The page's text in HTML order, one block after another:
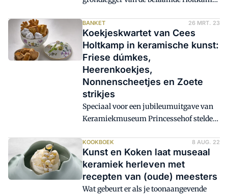
Holtkamp bij, omdat voor de verwerking
zijn.
patisserie in Nederland. Cees Holtkamp
is het allemaal. Afgelopen weekeinde
ontving hij, precies 55 jaar na de
oprichting van Patisserie Holtkamp, een
lintje.
BANKET 26 MRT. 23
Koekjeskwartet van Cees
Holtkamp in keramische kunst:
Friese dúmkes,
Heerenkoekjes,
Nonnenscheetjes en Zoete
strikjes
Speciaal voor een jubileumuitgave van
Keramiekmuseum Princessehof stelde
koekjeskwartet samen. Dat bestaat uit
Friese dúmkes, Heerenkoekjes,
Nonnenscheetjes, Zoete strikjes; een
soort 'vergeten groenten' in de bakkerij.
KOOKBOEK 8 AUG. 22
Kunst en Koken laat museaal
keramiek herleven met
recepten van (oude) meesters
Wat gebeurt er als je toonaangevende